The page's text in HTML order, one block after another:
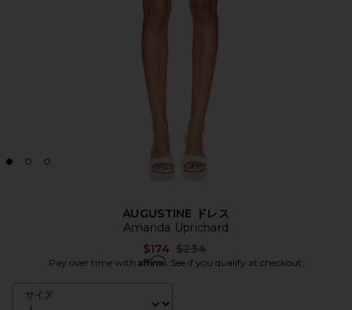
AUGUSTINE ドレス
Amanda Uprichard
$174 Previous price:
$234
Pay over time with Affirm. See if you qualify at checkout.
サイズ